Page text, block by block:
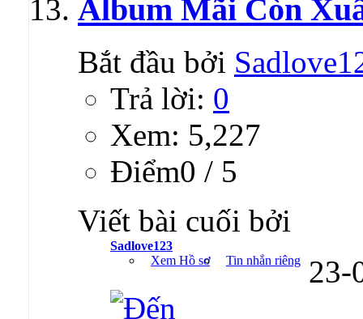
Album Mãi Còn
Bắt đầu bởi
Trả lời: 0
Xem: 5,227
Ðiểm0 / 5
Viết bài cuối bởi
Sadlove123
Xem Hồ sơ
Tin nhắn riêng 23-